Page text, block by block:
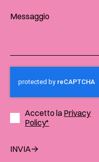
Accetto la Privacy
Policy*
INVIA